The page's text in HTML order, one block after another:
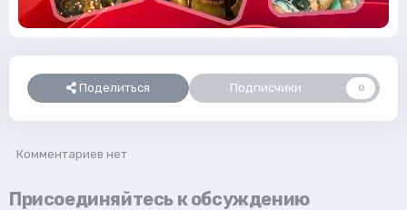
Поделиться Подписчики 0
Комментариев нет
Присоединяйтесь к обсуждению